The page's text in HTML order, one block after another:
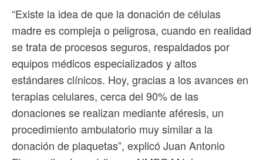
“Existe la idea de que la donación de células
madre es compleja o peligrosa, cuando en realidad
se trata de procesos seguros, respaldados por
equipos médicos especializados y altos
estándares clínicos. Hoy, gracias a los avances en
terapias celulares, cerca del 90% de las
donaciones se realizan mediante aféresis, un
procedimiento ambulatorio muy similar a la
donación de plaquetas”, explicó Juan Antonio